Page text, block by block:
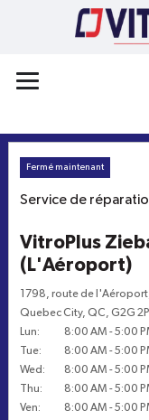
Fermé maintenant
Service de
VitroPlus
(L'Aéroport)
1798, route de l'Aéroport
Quebec City,QC,G2G
Lun: 8:00 AM -5:00
Tue: 8:00 AM -5:00
Wed : 8:00 AM -5:00
Thu: 8:00 AM -5:00
Ven: 8:00 AM -5:00